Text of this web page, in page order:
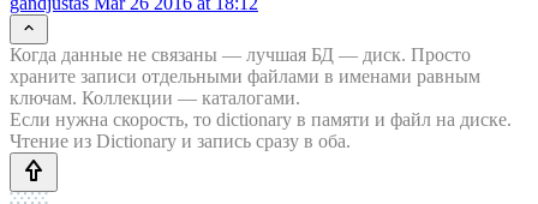
Когда данные не связаны — лучшая БД — диск. Просто
храните записи отдельными файлами в именами равным
ключам. Коллекции — каталогами.
Если нужна скорость, то dictionary в памяти и файл на диске.
Чтение из Dictionary и запись сразу в оба.